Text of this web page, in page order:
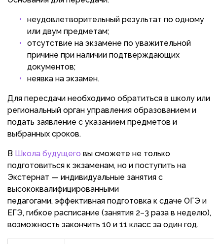
неудовлетворительный результат по одному
или двум предметам;
отсутствие на экзамене по уважительной
причине при наличии подтверждающих
документов;
неявка на экзамен.
Для пересдачи необходимо обратиться в школу или
региональный орган управления образованием и
подать заявление с указанием предметов и
выбранных сроков.
В Школа будущего вы сможете не только
подготовиться к экзаменам, но и поступить на
Экстернат — индивидуальные занятия с
высококвалифицированными
педагогами, эффективная подготовка к сдаче ОГЭ и
ЕГЭ, гибкое расписание (занятия 2–3 раза в неделю),
возможность закончить 10 и 11 класс за один год.